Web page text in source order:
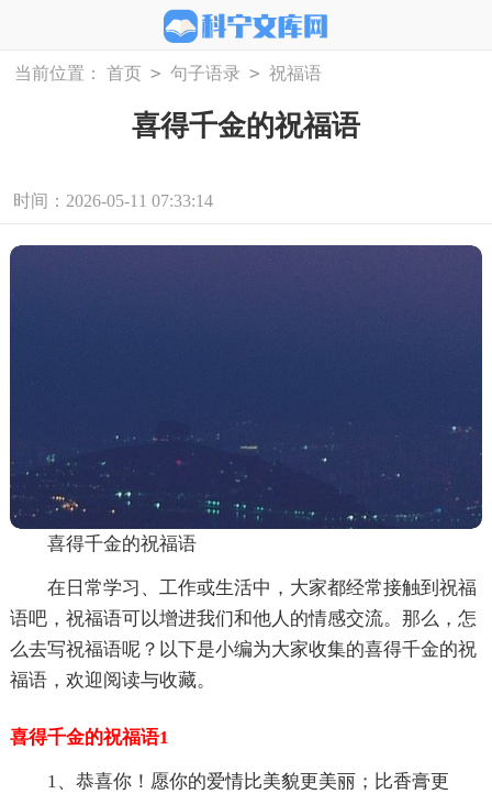
当前位置： 首页 > 句子语录 > 祝福语
喜得千金的祝福语
时间：2026-05-11 07:33:14
喜得千金的祝福语
在日常学习、工作或生活中，大家都经常接触到祝福
语吧，祝福语可以增进我们和他人的情感交流。那么，怎
么去写祝福语呢？以下是小编为大家收集的喜得千金的祝
福语，欢迎阅读与收藏。
喜得千金的祝福语1
1、恭喜你！愿你的爱情比美貌更美丽；比香膏更